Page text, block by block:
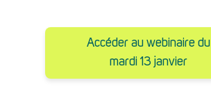
Accéder au webinaire du
mardi 13 janvier